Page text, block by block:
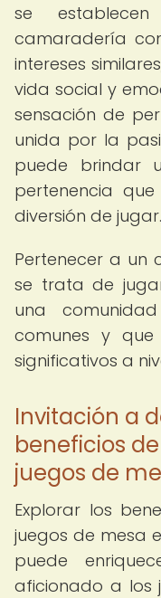
se
camaradería
intereses
vida social y
sensación de
unida por la
puede brindar
pertenencia
diversión de jugar.
Pertenecer a un
se trata de
una
comunes y
significativos a
Invitación a
beneficios
juegos de
Explorar los
juegos de mesa
puede
aficionado a los